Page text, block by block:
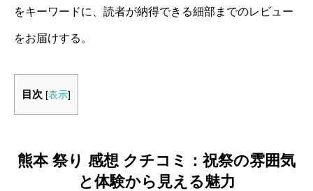
をキーワードに、読者が納得できる細部までのレビュー
をお届けする。
目次 [表示]
熊本 祭り 感想 クチコミ：祝祭の雰囲気
と体験から見える魅力